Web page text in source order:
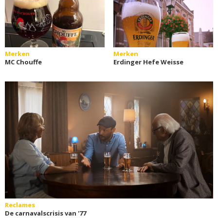
Merken
MC Chouffe
Merken
Erdinger Hefe Weisse
Reclames
De carnavalscrisis van '77